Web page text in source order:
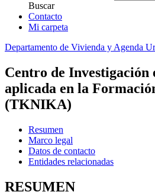
Buscar
Contacto
Mi carpeta
Departamento de Vivienda y Agenda
Centro de Investigación
aplicada en la
(TKNIKA)
Resumen
Marco legal
Datos de contacto
Entidades relacionadas
RESUMEN